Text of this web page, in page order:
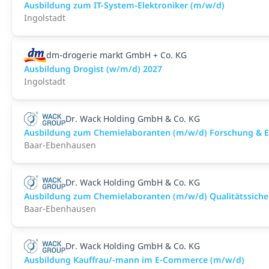
Ausbildung zum IT-System-Elektroniker (m/w/d)
Ingolstadt
dm-drogerie markt GmbH + Co. KG
Ausbildung Drogist (w/m/d) 2027
Ingolstadt
Dr. Wack Holding GmbH & Co. KG
Ausbildung zum Chemielaboranten (m/w/d) Forschung &
Baar-Ebenhausen
Dr. Wack Holding GmbH & Co. KG
Ausbildung zum Chemielaboranten (m/w/d)
Baar-Ebenhausen
Dr. Wack Holding GmbH & Co. KG
Ausbildung Kauffrau/-mann im E-Commerce (m/w/d)